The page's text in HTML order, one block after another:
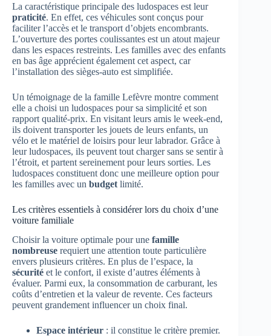
La caractéristique principale des ludospaces est leur
praticité. En effet, ces véhicules sont conçus pour
faciliter l’accès et le transport d’objets encombrants.
L’ouverture des portes coulissantes est un atout majeur
dans les espaces restreints. Les familles avec des enfants
en bas âge apprécient également cet aspect, car
l’installation des sièges-auto est simplifiée.
Un témoignage de la famille Lefèvre montre comment
elle a choisi un ludospaces pour sa simplicité et son
rapport qualité-prix. En visitant leurs amis le week-end,
ils doivent transporter les jouets de leurs enfants, un
vélo et le matériel de loisirs pour leur labrador. Grâce à
leur ludospaces, ils peuvent tout charger sans se sentir à
l’étroit, et partent sereinement pour leurs sorties. Les
ludospaces constituent donc une meilleure option pour
les familles avec un budget limité.
Les critères essentiels à considérer lors du choix d’une
voiture familiale
Choisir la voiture optimale pour une famille
nombreuse requiert une attention toute particulière
envers plusieurs critères. En plus de l’espace, la
sécurité et le confort, il existe d’autres éléments à
évaluer. Parmi eux, la consommation de carburant, les
coûts d’entretien et la valeur de revente. Ces facteurs
peuvent grandement influencer un choix final.
Espace intérieur : il constitue le critère premier.